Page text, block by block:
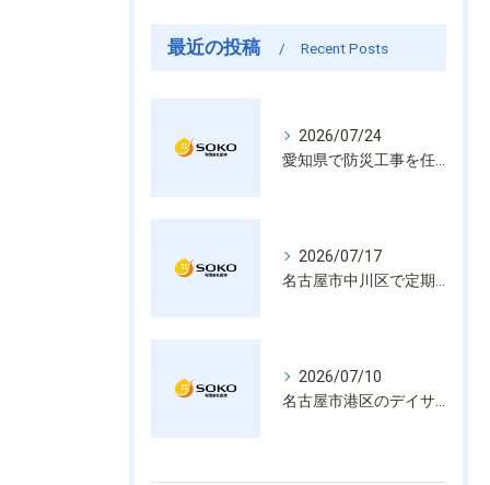
最近の投稿 Recent Posts
2026/07/24
2026/07/17
2026/07/10